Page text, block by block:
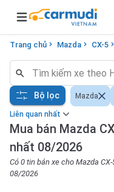
Open main menu
Trang chủ Mazda CX-5
Liên quan nhất
Mua bán Mazda
nhất 08/2026
Có 0 tin bán xe cho Mazda
08/2026
Bộ lọc Mazda